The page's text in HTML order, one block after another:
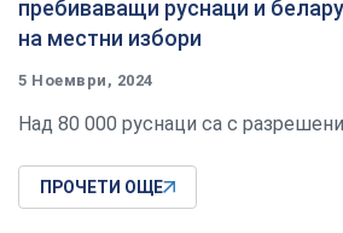
пребиваващи руснаци и
на местни избори
5 Ноември, 2024
Над 80 000 руснаци са с
ПРОЧЕТИ ОЩЕ